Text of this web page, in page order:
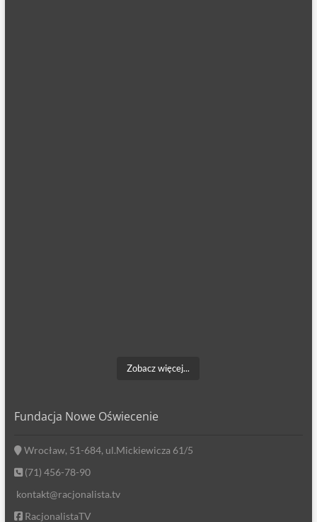
Zobacz więcej...
Fundacja Nowe Oświecenie
Wrocław, 51-684, ul.Mickiewicza 61/5
(71) 456-78-90
kontakt@racjonalista.tv
RacjonalistaTV